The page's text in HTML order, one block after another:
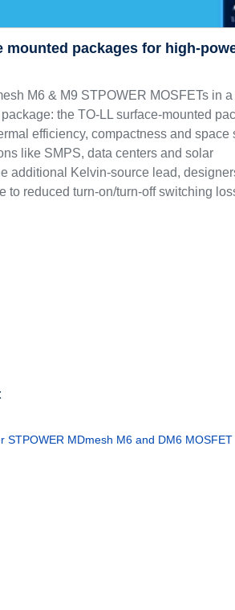
mounted packages for high-
M6 & M9 STPOWER MOSFETs in
the TO-LL surface-mounted
efficiency, compactness and space
like SMPS, data centers and solar
additional Kelvin-source lead,
to reduced turn-on/turn-off switching
STPOWER MDmesh M6 and DM6 MOSFET